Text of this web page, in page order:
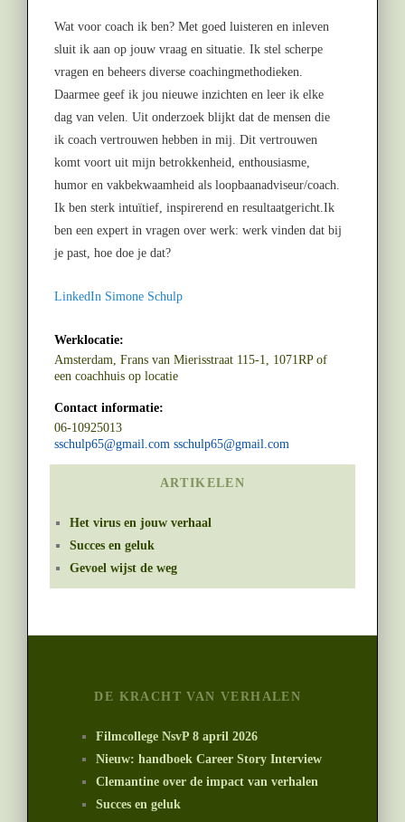
Wat voor coach ik ben? Met goed luisteren en inleven
sluit ik aan op jouw vraag en situatie. Ik stel scherpe
vragen en beheers diverse coachingmethodieken.
Daarmee geef ik jou nieuwe inzichten en leer ik elke
dag van velen. Uit onderzoek blijkt dat de mensen die
ik coach vertrouwen hebben in mij. Dit vertrouwen
komt voort uit mijn betrokkenheid, enthousiasme,
humor en vakbekwaamheid als loopbaanadviseur/coach.
Ik ben sterk intuïtief, inspirerend en resultaatgericht.Ik
ben een expert in vragen over werk: werk vinden dat bij
je past, hoe doe je dat?
LinkedIn Simone Schulp
Werklocatie:
Amsterdam, Frans van Mierisstraat 115-1, 1071RP of
een coachhuis op locatie
Contact informatie:
06-10925013
sschulp65@gmail.com sschulp65@gmail.com
ARTIKELEN
Het virus en jouw verhaal
Succes en geluk
Gevoel wijst de weg
DE KRACHT VAN VERHALEN
Filmcollege NsvP 8 april 2026
Nieuw: handboek Career Story Interview
Clemantine over de impact van verhalen
Succes en geluk